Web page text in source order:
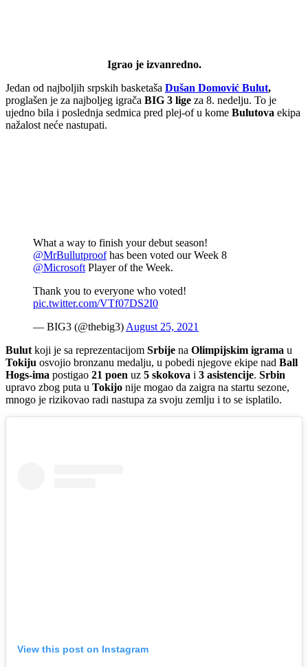
Igrao je izvanredno.
Jedan od najboljih srpskih basketaša Dušan Domović Bulut,
proglašen je za najboljeg igrača BIG 3 lige za 8. nedelju. To je
ujedno bila i poslednja sedmica pred plej-of u kome Bulutova ekipa
nažalost neće nastupati.
What a way to finish your debut season!
@MrBullutproofhas been voted our Week 8
@Microsoft Player of the Week.
Thank you to everyone who voted!
pic.twitter.com/VTf07DS2I0
— BIG3 (@thebig3) August 25, 2021
Bulut koji je sa reprezentacijom Srbije na Olimpijskim igrama u
Tokiju osvojio bronzanu medalju, u pobedi njegove ekipe nad Ball
Hogs-ima postigao 21 poen uz 5 skokova i 3 asistencije. Srbin
upravo zbog puta u Tokijo nije mogao da zaigra na startu sezone,
mnogo je rizikovao radi nastupa za svoju zemlju i to se isplatilo.
View this post on Instagram